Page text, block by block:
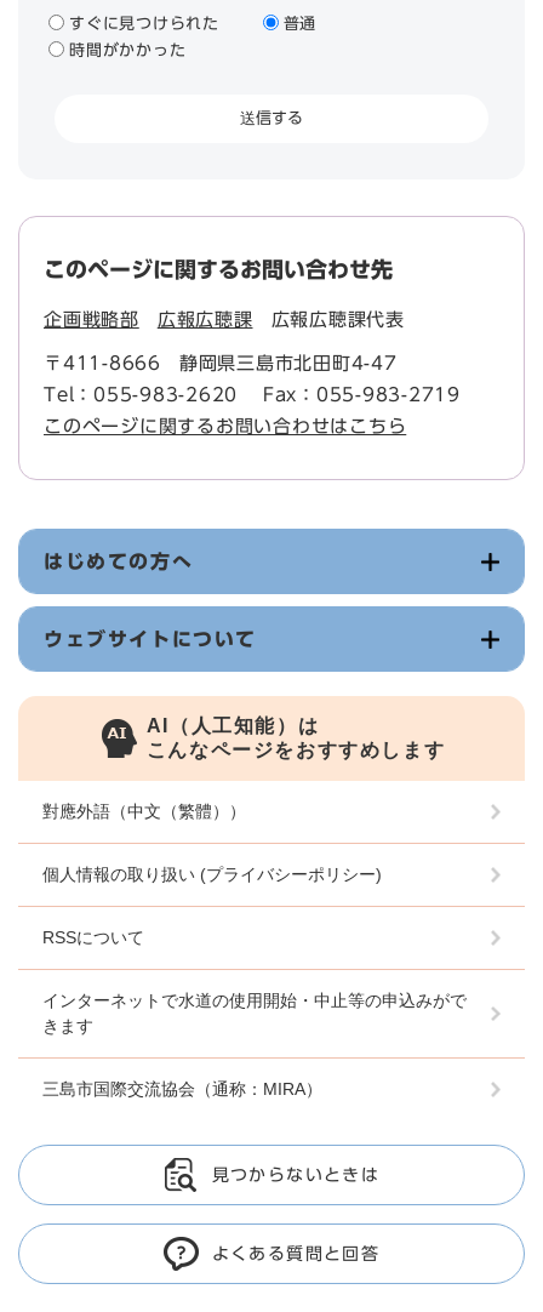
すぐに見つけられた
普通
時間がかかった
このページに関するお問い合わせ先
企画戦略部 広報広聴課 広報広聴課代表
〒411-8666
静岡県三島市北田町4-47
Tel：055-983-2620
Fax：055-983-2719
このページに関するお問い合わせはこちら
はじめての方へ
ウェブサイトについて
AI（人工知能）は
こんなページをおすすめします
對應外語（中文（繁體））
個人情報の取り扱い (プライバシーポリシー)
RSSについて
インターネットで水道の使用開始・中止等の申込みがで
きます
三島市国際交流協会（通称：MIRA）
見つからないときは
よくある質問と回答